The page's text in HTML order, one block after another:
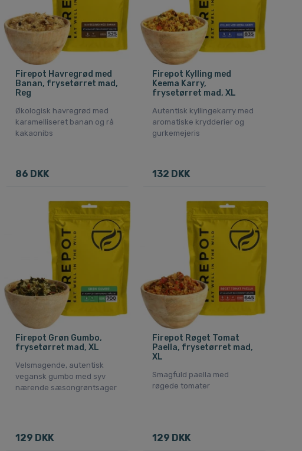
Firepot Havregrød med
Banan, frysetørret mad,
Reg
Økologisk havregrød med
karamelliseret banan og rå
kakaonibs
86 DKK
Firepot Kylling med
Keema Karry,
frysetørret mad, XL
Autentisk kyllingekarry med
aromatiske krydderier og
gurkemejeris
132 DKK
Firepot Grøn Gumbo,
frysetørret mad, XL
Velsmagende, autentisk
vegansk gumbo med syv
nærende sæsongrøntsager
129 DKK
Firepot Røget Tomat
Paella, frysetørret mad,
XL
Smagfuld paella med
røgede tomater
129 DKK